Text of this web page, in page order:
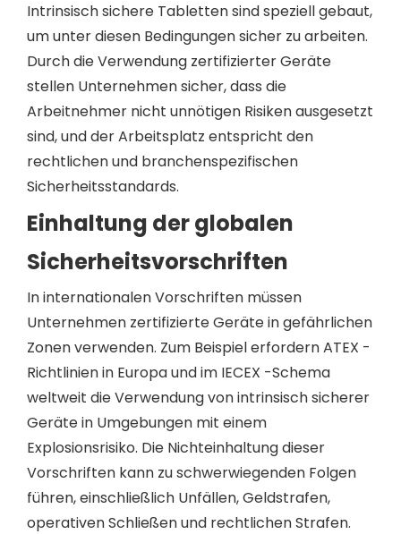
Intrinsisch sichere Tabletten sind speziell gebaut,
um unter diesen Bedingungen sicher zu arbeiten.
Durch die Verwendung zertifizierter Geräte
stellen Unternehmen sicher, dass die
Arbeitnehmer nicht unnötigen Risiken ausgesetzt
sind, und der Arbeitsplatz entspricht den
rechtlichen und branchenspezifischen
Sicherheitsstandards.
Einhaltung der globalen
Sicherheitsvorschriften
In internationalen Vorschriften müssen
Unternehmen zertifizierte Geräte in gefährlichen
Zonen verwenden. Zum Beispiel erfordern ATEX -
Richtlinien in Europa und im IECEX -Schema
weltweit die Verwendung von intrinsisch sicherer
Geräte in Umgebungen mit einem
Explosionsrisiko. Die Nichteinhaltung dieser
Vorschriften kann zu schwerwiegenden Folgen
führen, einschließlich Unfällen, Geldstrafen,
operativen Schließen und rechtlichen Strafen.